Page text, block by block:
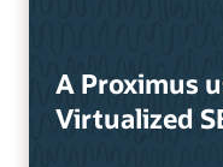
A Proximus
Virtualized